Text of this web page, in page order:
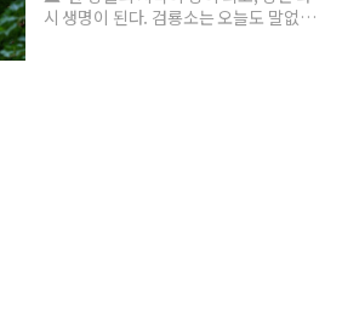
시 생명이 된다. 검룡소는 오늘도 말없이